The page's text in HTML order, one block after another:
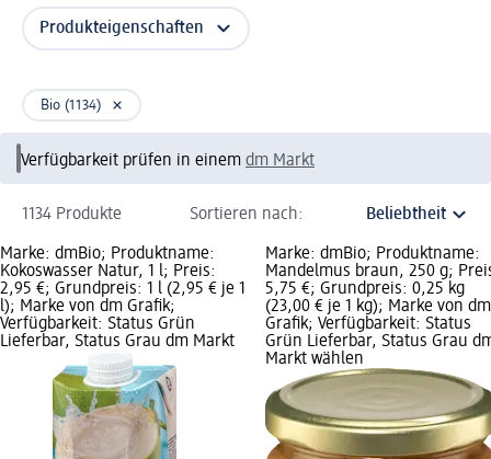
Produkteigenschaften
Bio (1134)
Verfügbarkeit prüfen in einem dm Markt
1134 Produkte Sortieren nach:
Marke: dmBio; Produktname:
Kokoswasser Natur, 1 l; Preis:
2,95 €; Grundpreis: 1 l (2,95 € je 1
l); Marke von dm Grafik;
Verfügbarkeit: Status Grün
Lieferbar, Status Grau dm Markt
Marke: dmBio; Produktname:
Mandelmus braun, 250 g;
5,75 €; Grundpreis: 0,25 kg
(23,00 € je 1 kg); Marke von dm
Grafik; Verfügbarkeit: Status
Grün Lieferbar, Status Grau
Markt wählen